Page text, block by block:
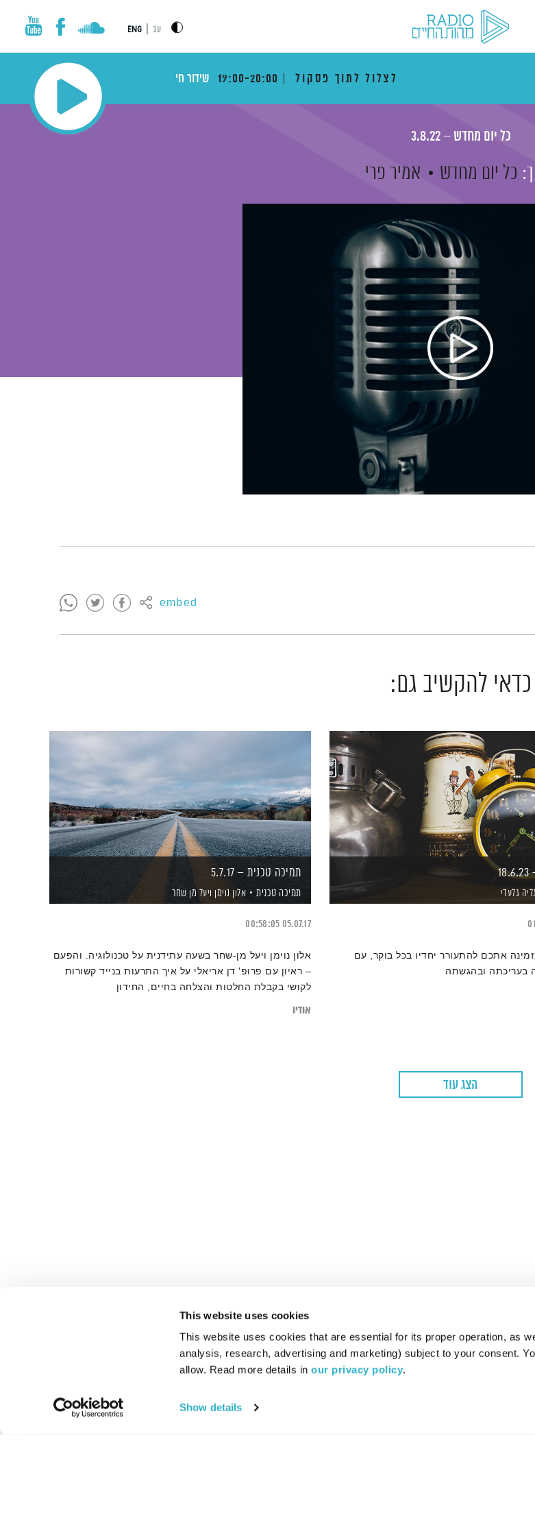
This website uses cookies
This website uses cookies that are essential for its proper operation, as
analysis, research, advertising and marketing) subject to your consent.
allow. Read more details in our privacy policy.
Show details
עב ENG
לצלול לתוך פסקול 19:00-20:00 שידור חי
כל יום מחדש – 3.8.22
כל יום מחדש אמיר פרי
embed
כדאי להקשיב גם:
גלעדי
אתכם להתעורר יחדיו בכל בוקר, עם
בעריכתה ובהגשתה
תמיכה טכנית – 5.7.17
תמיכה טכנית אלון נוימן ויעל מן שחר
05.07.17
00:58:05
אלון נוימן ויעל מן-שחר בשעה עתידנית על טכנולוגיה. והפעם
– ראיון עם פרופ' דן אריאלי על איך התרעות בנייד קשורות
לקושי בקבלת החלטות והצלחה בחיים, החידון
אודיו
הצג עוד